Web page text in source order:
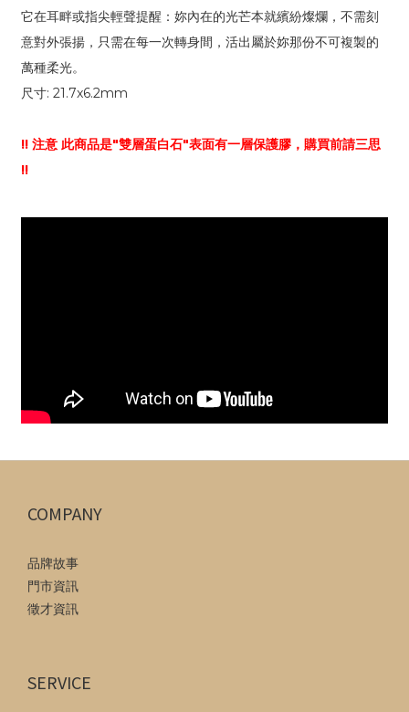
它在耳畔或指尖輕聲提醒：妳內在的光芒本就繽紛燦爛，不需刻
意對外張揚，只需在每一次轉身間，活出屬於妳那份不可複製的
萬種柔光。
尺寸: 21.7x6.2mm
!! 注意 此商品是"雙層蛋白石"表面有一層保護膠，購買前請三思
!!
COMPANY
品牌故事
門市資訊
徵才資訊
SERVICE